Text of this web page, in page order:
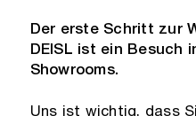
Der erste Schritt zur
DEISL ist ein Besuch
Showrooms.
Uns ist wichtig, dass